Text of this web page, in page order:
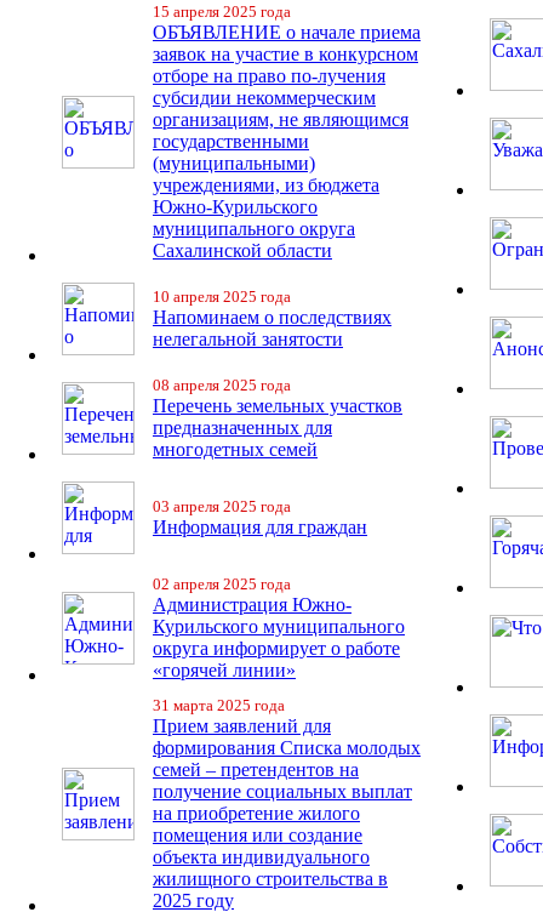
15 апреля 2025 года
ОБЪЯВЛЕНИЕ о начале приема
заявок на участие в конкурсном
отборе на право по-лучения
субсидии некоммерческим
организациям, не являющимся
государственными
(муниципальными)
учреждениями, из бюджета
Южно-Курильского
муниципального округа
Сахалинской области
10 апреля 2025 года
Напоминаем о последствиях
нелегальной занятости
08 апреля 2025 года
Перечень земельных участков
предназначенных для
многодетных семей
03 апреля 2025 года
Информация для граждан
02 апреля 2025 года
Администрация Южно-
Курильского муниципального
округа информирует о работе
«горячей линии»
31 марта 2025 года
Прием заявлений для
формирования Списка молодых
семей – претендентов на
получение социальных выплат
на приобретение жилого
помещения или создание
объекта индивидуального
жилищного строительства в
2025 году